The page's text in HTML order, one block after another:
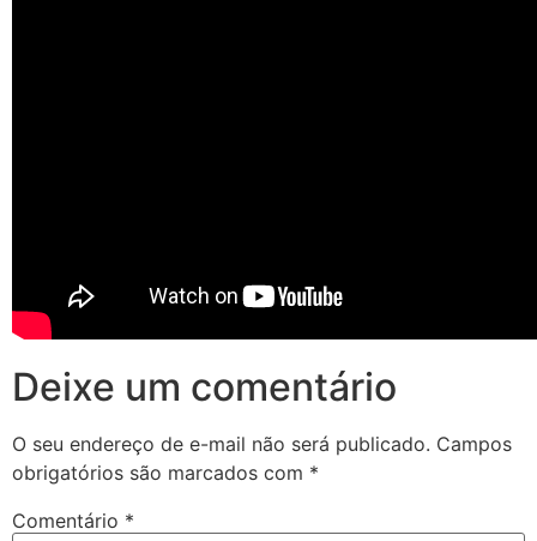
Deixe um comentário
O seu endereço de e-mail não será publicado. Campos
obrigatórios são marcados com *
Comentário *